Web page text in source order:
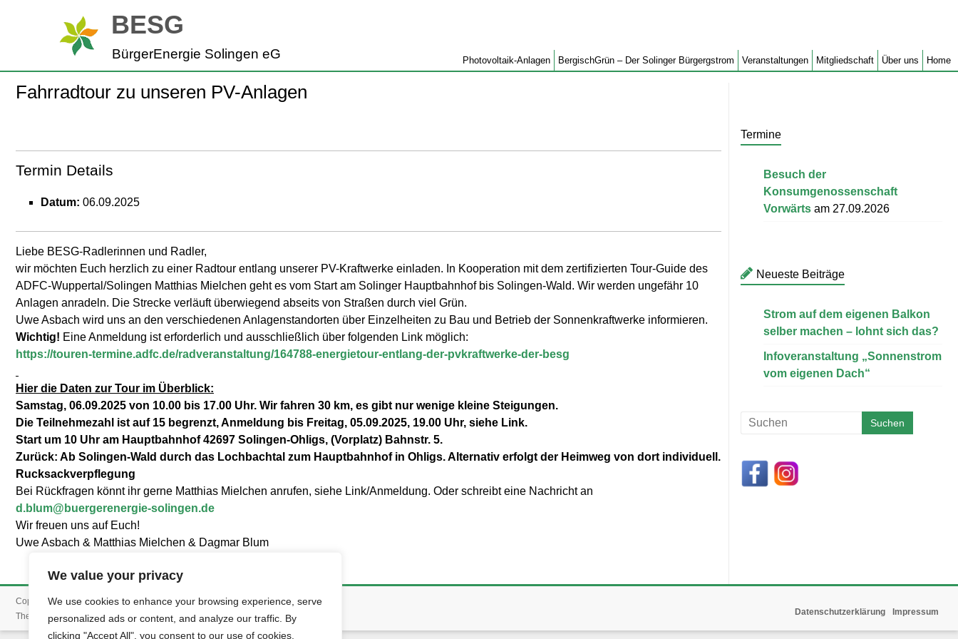
We value your privacy
We use cookies to enhance your browsing experience, serve
personalized ads or content, and analyze our traffic. By
clicking "Accept All", you consent to our use of cookies.
BESG
BürgerEnergie Solingen eG Photovoltaik-Anlagen BergischGrün – Der Solinger Bürgergstrom Veranstaltungen Mitgliedschaft Über uns Home
Fahrradtour zu unseren PV-Anlagen
Termin Details
Datum: 06.09.2025
Liebe BESG-Radlerinnen und Radler,
wir möchten Euch herzlich zu einer Radtour entlang unserer PV-Kraftwerke einladen. In Kooperation mit dem zertifizierten Tour-Guide des
ADFC-Wuppertal/Solingen Matthias Mielchen geht es vom Start am Solinger Hauptbahnhof bis Solingen-Wald. Wir werden ungefähr 10
Anlagen anradeln. Die Strecke verläuft überwiegend abseits von Straßen durch viel Grün.
Uwe Asbach wird uns an den verschiedenen Anlagenstandorten über Einzelheiten zu Bau und Betrieb der Sonnenkraftwerke informieren.
Wichtig! Eine Anmeldung ist erforderlich und ausschließlich über folgenden Link möglich:
https://touren-termine.adfc.de/radveranstaltung/164788-energietour-entlang-der-pvkraftwerke-der-besg
Hier die Daten zur Tour im Überblick:
Samstag, 06.09.2025 von 10.00 bis 17.00 Uhr. Wir fahren 30 km, es gibt nur wenige kleine Steigungen.
Die Teilnehmezahl ist auf 15 begrenzt, Anmeldung bis Freitag, 05.09.2025, 19.00 Uhr, siehe Link.
Start um 10 Uhr am Hauptbahnhof 42697 Solingen-Ohligs, (Vorplatz) Bahnstr. 5.
Zurück: Ab Solingen-Wald durch das Lochbachtal zum Hauptbahnhof in Ohligs. Alternativ erfolgt der Heimweg von dort individuell.
Rucksackverpflegung
Bei Rückfragen könnt ihr gerne Matthias Mielchen anrufen, siehe Link/Anmeldung. Oder schreibt eine Nachricht an
d.blum@buergerenergie-solingen.de
Wir freuen uns auf Euch!
Uwe Asbach & Matthias Mielchen & Dagmar Blum
Termine
Besuch der
Konsumgenossenschaft
Vorwärts am 27.09.2026
Neueste Beiträge
Strom auf dem eigenen Balkon
selber machen – lohnt sich das?
Infoveranstaltung „Sonnenstrom
vom eigenen Dach“
Copyright © 2026BESG . Alle Rechte vorbehalten.
Theme:
Accelerate von ThemeGrill. Powered byWordPress Datenschutzerklärung Impressum